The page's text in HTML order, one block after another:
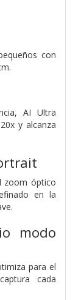
con
AI Ultra
y alcanza
zoom óptico
en la
modo
para el
cada